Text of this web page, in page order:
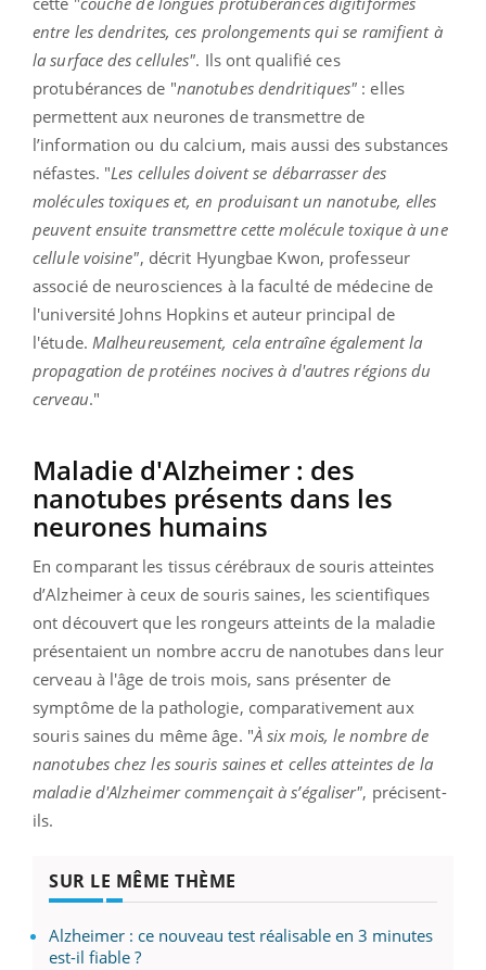
entre les dendrites, ces prolongements qui se ramifient à
la surface des cellules". Ils ont qualifié ces
protubérances de "nanotubes dendritiques" : elles
permettent aux neurones de transmettre de
l’information ou du calcium, mais aussi des substances
néfastes. "Les cellules doivent se débarrasser des
molécules toxiques et, en produisant un nanotube, elles
peuvent ensuite transmettre cette molécule toxique à une
cellule voisine", décrit Hyungbae Kwon, professeur
associé de neurosciences à la faculté de médecine de
l'université Johns Hopkins et auteur principal de
l'étude. Malheureusement, cela entraîne également la
propagation de protéines nocives à d'autres régions du
cerveau."
Maladie d'Alzheimer : des
nanotubes présents dans les
neurones humains
En comparant les tissus cérébraux de souris atteintes
d’Alzheimer à ceux de souris saines, les scientifiques
ont découvert que les rongeurs atteints de la maladie
présentaient un nombre accru de nanotubes dans leur
cerveau à l'âge de trois mois, sans présenter de
symptôme de la pathologie, comparativement aux
souris saines du même âge. "À six mois, le nombre de
nanotubes chez les souris saines et celles atteintes de la
maladie d'Alzheimer commençait à s’égaliser", précisent-
ils.
SUR LE MÊME THÈME
Alzheimer : ce nouveau test réalisable en 3 minutes
est-il fiable ?